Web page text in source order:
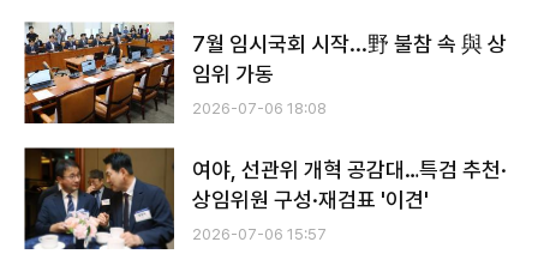
7월 임시국회 시작...野 불참 속 與 상
임위 가동
2026-07-06 18:08
여야, 선관위 개혁 공감대…특검 추천·
상임위원 구성·재검표 '이견'
2026-07-06 15:57